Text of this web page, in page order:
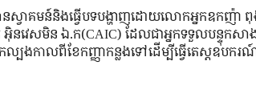
នស្វាគមន៍និងធ្វើបទបង្ហាញដោយលោកអ្នកឧកញ៉ា
នវេសមិន ឯ.ក(CAIC) ដែលជាអ្នកទទួលបន្ទុកសា
បងកាលពីខែកញ្ញាកន្លងទៅដើម្បីធ្វើតេស្តឧបករ